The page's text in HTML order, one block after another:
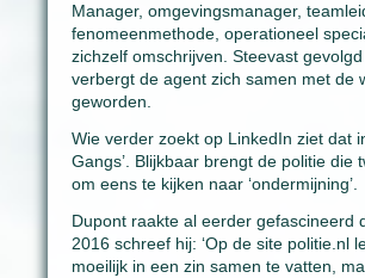
Manager, omgevingsmanager,
fenomeenmethode, operationeel
zichzelf omschrijven. Steevast
verbergt de agent zich samen met de
geworden.
Wie verder zoekt op LinkedIn ziet dat
Gangs’. Blijkbaar brengt de politie
om eens te kijken naar ‘ondermijning’.
Dupont raakte al eerder gefascineerd
2016 schreef hij: ‘Op de site politie.nl
moeilijk in een zin samen te vatten,